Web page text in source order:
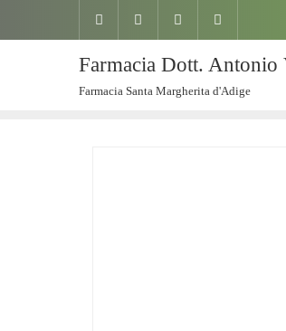
Farmacia Dott. Antonio
Farmacia Santa Margherita d'Adige